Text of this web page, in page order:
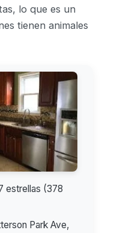
lo que es un
tienen animales
estrellas (378
Park Ave,